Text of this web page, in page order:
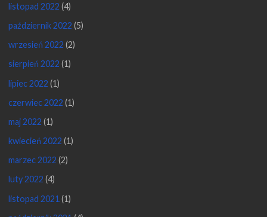
listopad 2022 (4)
październik 2022 (5)
wrzesień 2022 (2)
sierpień 2022 (1)
lipiec 2022 (1)
czerwiec 2022 (1)
maj 2022 (1)
kwiecień 2022 (1)
marzec 2022 (2)
luty 2022 (4)
listopad 2021 (1)